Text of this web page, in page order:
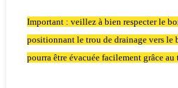
Important : veillez à bien respecter le
positionnant le trou de drainage vers le
pourra être évacuée facilement grâce au